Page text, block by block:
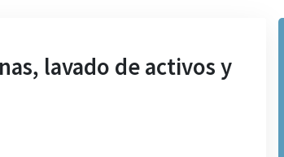
lavado de activos y